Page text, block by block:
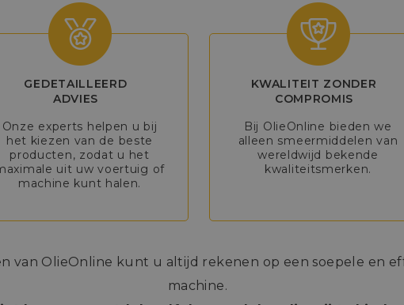
GEDETAILLEERD
ADVIES
Onze experts helpen u bij
het kiezen van de beste
producten, zodat u het
uit uw voertuig of
machine kunt halen.
KWALITEIT ZONDER
COMPROMIS
Bij OlieOnline bieden we
alleen smeermiddelen van
wereldwijd bekende
kwaliteitsmerken.
van OlieOnline kunt u altijd rekenen op een soepele en
machine.